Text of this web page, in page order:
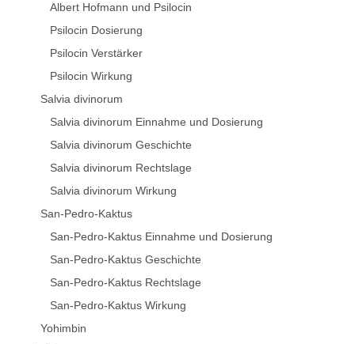
Albert Hofmann und Psilocin
Psilocin Dosierung
Psilocin Verstärker
Psilocin Wirkung
Salvia divinorum
Salvia divinorum Einnahme und Dosierung
Salvia divinorum Geschichte
Salvia divinorum Rechtslage
Salvia divinorum Wirkung
San-Pedro-Kaktus
San-Pedro-Kaktus Einnahme und Dosierung
San-Pedro-Kaktus Geschichte
San-Pedro-Kaktus Rechtslage
San-Pedro-Kaktus Wirkung
Yohimbin